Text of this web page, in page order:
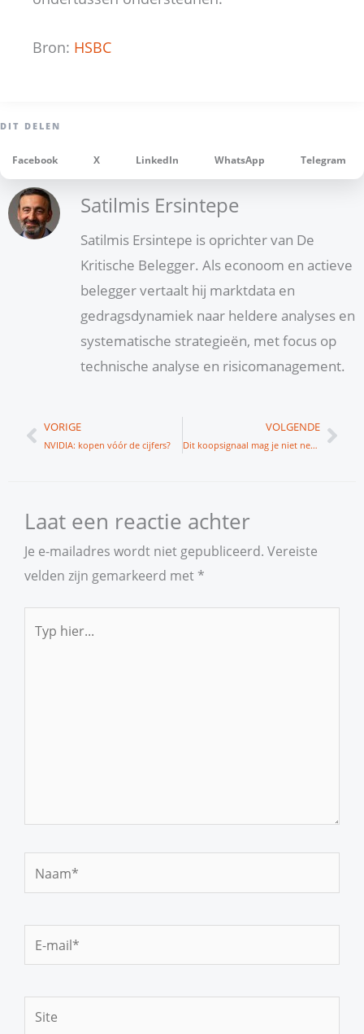
Bron: HSBC
Facebook X LinkedIn WhatsApp Telegram
Satilmis Ersintepe
Satilmis Ersintepe is oprichter van De
Kritische Belegger. Als econoom en actieve
belegger vertaalt hij marktdata en
gedragsdynamiek naar heldere analyses en
systematische strategieën, met focus op
technische analyse en risicomanagement.
Vorige
VORIGE
NVIDIA: kopen vóór de cijfers?
VOLGENDE
Dit koopsignaal mag je niet negeren!
Laat een reactie achter
Je e-mailadres wordt niet gepubliceerd. Vereiste
velden zijn gemarkeerd met *
hier...
mail*
Site